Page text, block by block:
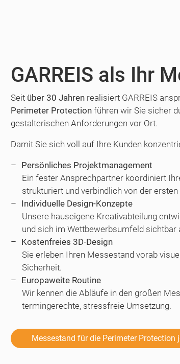
GARREIS als Ihr
Seit über 30 Jahren realisiert GARREIS
Perimeter Protection führen wir Sie sicher
gestalterischen Anforderungen vor Ort.
Damit Sie sich voll auf Ihre Kunden
Persönliches Projektmanagement
Ein fester Ansprechpartner koordiniert
strukturiert und verbindlich von der ersten
Individuelle Design-Konzepte
Unsere hauseigene Kreativabteilung
und sich im Wettbewerbsumfeld sichtbar
Kostenfreies 3D-Design
Sie erleben Ihren Messestand vorab
Sicherheit.
Europaweite Routine
Wir kennen die Abläufe in den großen
termingerechte, stressfreie Umsetzung.
Messestand für die Perimeter Protection